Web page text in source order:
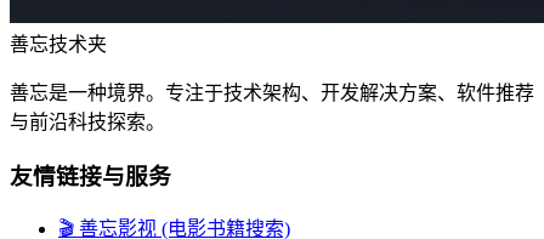
善忘技术夹
善忘是一种境界。专注于技术架构、开发解决方案、软件推荐
与前沿科技探索。
友情链接与服务
🎬 善忘影视 (电影书籍搜索)